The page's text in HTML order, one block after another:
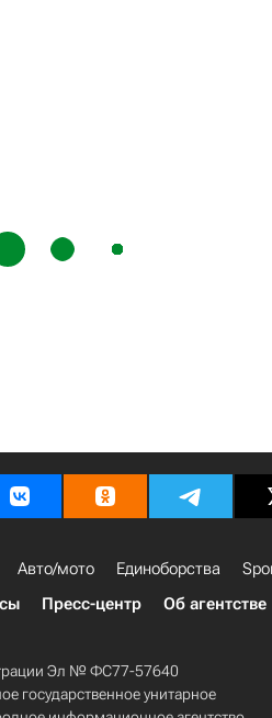
Авто/мото Единоборства
Пресс-центр Об агентстве
Эл № ФС77-57640
государственное унитарное